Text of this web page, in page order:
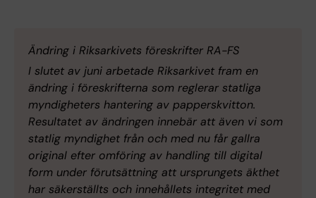
Ändring i Riksarkivets föreskrifter RA-FS
I slutet av juni arbetade Riksarkivet fram en
ändring i föreskrifterna som reglerar statliga
myndigheters hantering av papperskvitton.
Resultatet av ändringen innebär att även vi som
statlig myndighet från och med nu får gallra
original efter omföring av handling till digital
form under förutsättning att ursprungets äkthet
har säkerställts och innehållets integritet med